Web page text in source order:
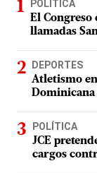
POLÍTICA
El Congreso
llamadas
DEPORTES
Atletismo
Dominicana
POLÍTICA
JCE
cargos